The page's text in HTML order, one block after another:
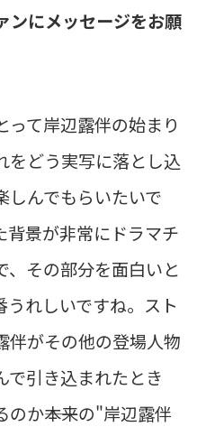
ンにメッセージをお願
って岸辺露伴の始まり
をどう実写に落とし込
しんでもらいたいで
背景が非常にドラマチ
、その部分を面白いと
うれしいですね。スト
伴がその他の登場人物
で引き込まれたとき
か――本来の"岸辺露伴